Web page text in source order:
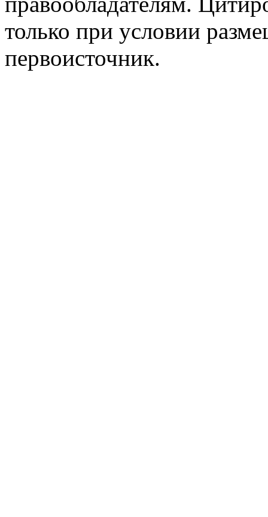
только при условии
первоисточник.